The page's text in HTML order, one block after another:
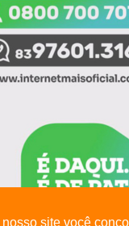
site você